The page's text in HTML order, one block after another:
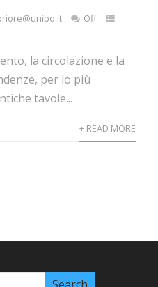
Off
la circolazione e la
per lo più
tavole...
+ READ MORE